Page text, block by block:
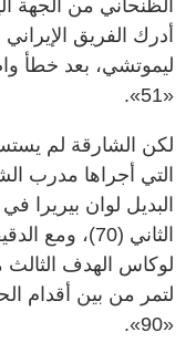
أدرك الفريق
ليموتشي، بعد خطأ
«51».
لكن الشارقة لم
التي أجراها مدرب
البديل لوان بيريرا
الثاني (70)،
لوكاس الهدف
لتمر من بين أقدام
«90».